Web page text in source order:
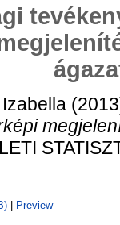
Preview